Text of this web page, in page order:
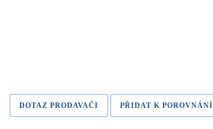
DOTAZ PRODAVAČI PŘIDAT K POROVNÁNÍ